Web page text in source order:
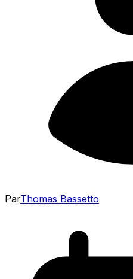
ParThomas Bassetto